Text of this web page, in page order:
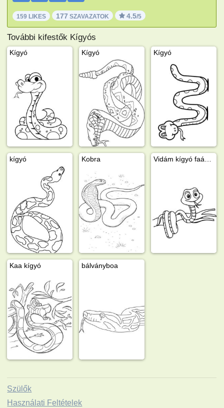
159 LIKES 177 SZAVAZATOK 4.5/5
További kifestők Kígyós
Kígyó Kígyó Kígyó
kígyó Kobra
Kaa kígyó bálványboa
Szülők
Használati Feltételek